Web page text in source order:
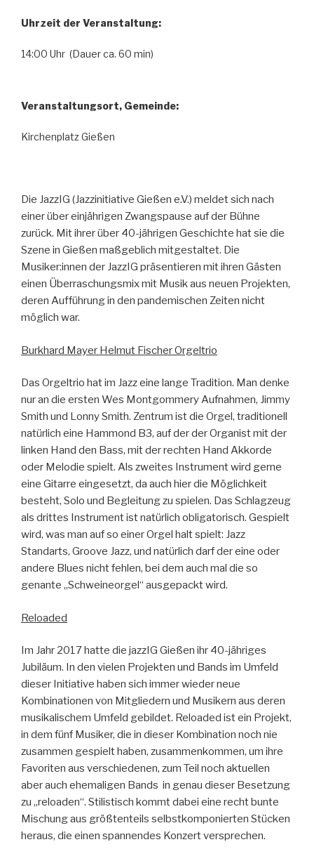
Uhrzeit der Veranstaltung:
14:00 Uhr (Dauer ca. 60 min)
Veranstaltungsort, Gemeinde:
Kirchenplatz Gießen
Die JazzIG (Jazzinitiative Gießen e.V.) meldet sich nach
einer über einjährigen Zwangspause auf der Bühne
zurück. Mit ihrer über 40-jährigen Geschichte hat sie die
Szene in Gießen maßgeblich mitgestaltet. Die
Musiker:innen der JazzIG präsentieren mit ihren Gästen
einen Überraschungsmix mit Musik aus neuen Projekten,
deren Aufführung in den pandemischen Zeiten nicht
möglich war.
Burkhard Mayer Helmut Fischer Orgeltrio
Das Orgeltrio hat im Jazz eine lange Tradition. Man denke
nur an die ersten Wes Montgommery Aufnahmen, Jimmy
Smith und Lonny Smith. Zentrum ist die Orgel, traditionell
natürlich eine Hammond B3, auf der der Organist mit der
linken Hand den Bass, mit der rechten Hand Akkorde
oder Melodie spielt. Als zweites Instrument wird gerne
eine Gitarre eingesetzt, da auch hier die Möglichkeit
besteht, Solo und Begleitung zu spielen. Das Schlagzeug
als drittes Instrument ist natürlich obligatorisch. Gespielt
wird, was man auf so einer Orgel halt spielt: Jazz
Standarts, Groove Jazz, und natürlich darf der eine oder
andere Blues nicht fehlen, bei dem auch mal die so
genante „Schweineorgel“ ausgepackt wird.
Reloaded
Im Jahr 2017 hatte die jazzIG Gießen ihr 40-jähriges
Jubiläum. In den vielen Projekten und Bands im Umfeld
dieser Initiative haben sich immer wieder neue
Kombinationen von Mitgliedern und Musikern aus deren
musikalischem Umfeld gebildet. Reloaded ist ein Projekt,
in dem fünf Musiker, die in dieser Kombination noch nie
zusammen gespielt haben, zusammenkommen, um ihre
Favoriten aus verschiedenen, zum Teil noch aktuellen
aber auch ehemaligen Bands in genau dieser Besetzung
zu „reloaden“. Stilistisch kommt dabei eine recht bunte
Mischung aus größtenteils selbstkomponierten Stücken
heraus, die einen spannendes Konzert versprechen.